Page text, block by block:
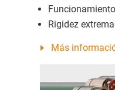
Rigidez
Más